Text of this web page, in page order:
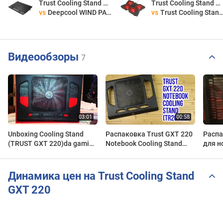
Trust Cooling Stand GXT 220
vs Deepcool WIND PAL FS
Trust Cooling Stand GXT 220
vs Trust Cooling Stand GXT 278
Видеообзоры 7
Unboxing Cooling Stand
(TRUST GXT 220)da gaming
Распаковка Trust GXT 220
Notebook Cooling Stand
для
Динамика цен на Trust Cooling Stand
GXT 220